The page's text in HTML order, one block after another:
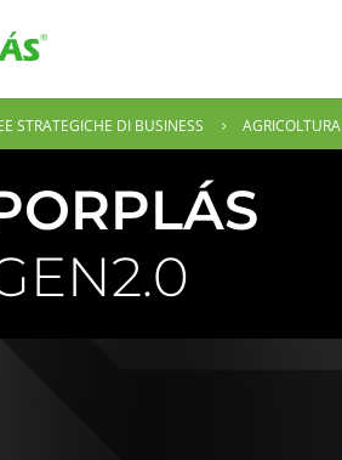
STRATEGICHE DI BUSINESS 5 AGRICOLTURA